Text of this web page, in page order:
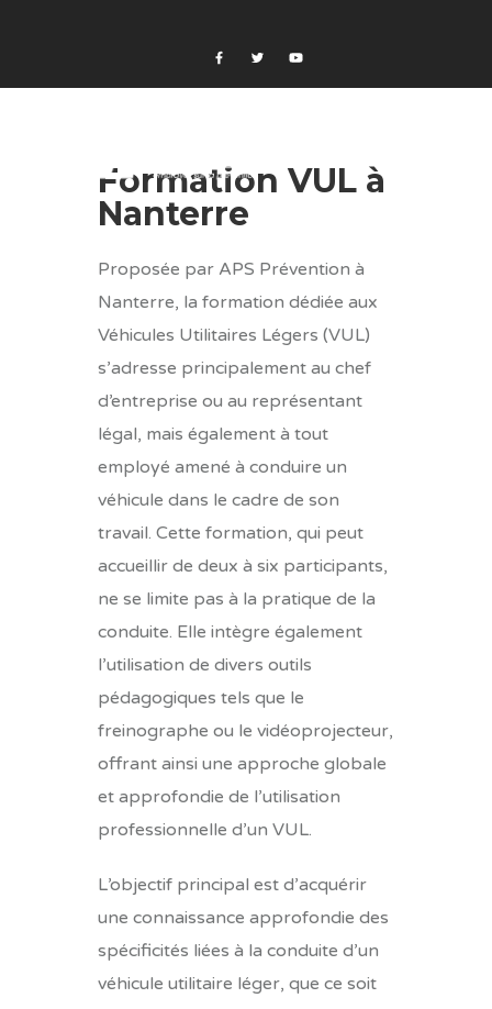
Formation VUL à
Nanterre
Proposée par APS Prévention à
Nanterre, la formation dédiée aux
Véhicules Utilitaires Légers (VUL)
s’adresse principalement au chef
d’entreprise ou au représentant
légal, mais également à tout
employé amené à conduire un
véhicule dans le cadre de son
travail. Cette formation, qui peut
accueillir de deux à six participants,
ne se limite pas à la pratique de la
conduite. Elle intègre également
l’utilisation de divers outils
pédagogiques tels que le
freinographe ou le vidéoprojecteur,
offrant ainsi une approche globale
et approfondie de l’utilisation
professionnelle d’un VUL.
L’objectif principal est d’acquérir
une connaissance approfondie des
spécificités liées à la conduite d’un
véhicule utilitaire léger, que ce soit